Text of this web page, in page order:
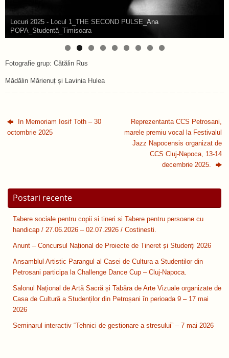
Locuri 2025 - Locul 1_THE SECOND PULSE_Ana
POPA_Studentă_Timisoara
Fotografie grup: Cătălin Rus
Mădălin Mărienuț și Lavinia Hulea
In Memoriam Iosif Toth – 30
octombrie 2025
Reprezentanta CCS Petrosani,
marele premiu vocal la Festivalul
Jazz Napocensis organizat de
CCS Cluj-Napoca, 13-14
decembrie 2025.
Postari recente
Tabere sociale pentru copii si tineri si Tabere pentru persoane cu
handicap / 27.06.2026 – 02.07.2926 / Costinesti.
Anunt – Concursul Național de Proiecte de Tineret și Studenți 2026
Ansamblul Artistic Parangul al Casei de Cultura a Studentilor din
Petrosani participa la Challenge Dance Cup – Cluj-Napoca.
Salonul Național de Artă Sacră și Tabăra de Arte Vizuale organizate de
Casa de Cultură a Studenților din Petroșani în perioada 9 – 17 mai
2026
Seminarul interactiv “Tehnici de gestionare a stresului” – 7 mai 2026